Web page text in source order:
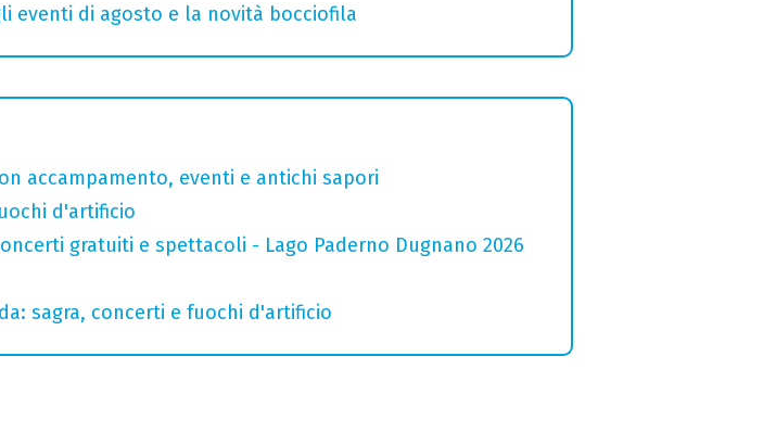
eventi di agosto e la novità bocciofila
accampamento, eventi e antichi sapori
d'artificio
gratuiti e spettacoli - Lago Paderno Dugnano 2026
sagra, concerti e fuochi d'artificio